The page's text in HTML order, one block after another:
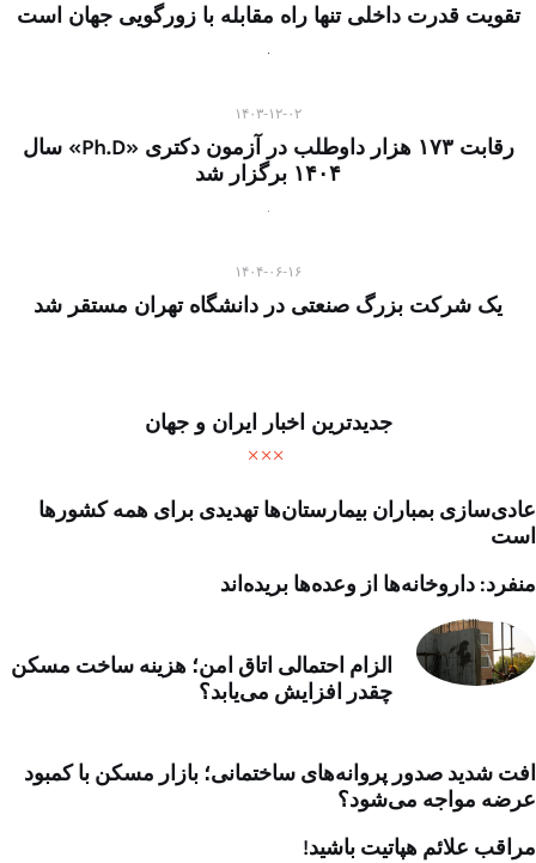
تقویت قدرت داخلی تنها راه مقابله با زورگویی جهان است
۱۴۰۳-۱۲-۰۲
رقابت ۱۷۳ هزار داوطلب در آزمون دکتری «Ph.D» سال
۱۴۰۴ برگزار شد
۱۴۰۴-۰۶-۱۶
یک شرکت بزرگ صنعتی در دانشگاه تهران مستقر شد
جدیدترین اخبار ایران و جهان
عادی‌سازی بمباران بیمارستان‌ها تهدیدی برای همه کشورها
است
منفرد: داروخانه‌ها از وعده‌ها بریده‌اند
الزام احتمالی اتاق امن؛ هزینه ساخت مسکن
چقدر افزایش می‌یابد؟
افت شدید صدور پروانه‌های ساختمانی؛ بازار مسکن با کمبود
عرضه مواجه می‌شود؟
مراقب علائم هپاتیت باشید!